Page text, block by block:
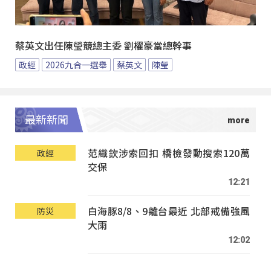
蔡英文出任陳瑩競總主委 劉櫂豪當總幹事
政經 2026九合一選舉 蔡英文 陳瑩
最新新聞
政經
范織欽涉索回扣 橋檢發動搜索120萬
交保
12:21
防災
白海豚8/8、9離台最近 北部戒備強風
大雨
12:02